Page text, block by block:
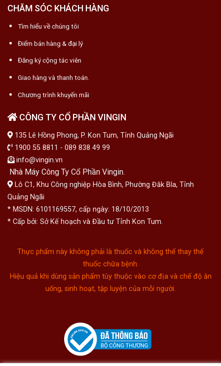
CHĂM SÓC KHÁCH HÀNG
Tìm hiểu về chúng tôi
Điểm bán hàng & đại lý
Đăng ký cộng tác viên
Giao hàng và thanh toán.
Chương trình khuyến mãi
CÔNG TY CỔ PHẦN VINGIN
135 Lê Hồng Phong, P. Kon Tum, Tỉnh Quảng Ngãi
1900 55 8811 - 089 838 49 99
info@vingin.vn
Nhà Máy Công Ty Cổ Phần Vingin.
Lô C1, Khu Công nghiệp Hòa Bình, Phường Đăk Bla, Tỉnh
Quảng Ngãi
* MSDN: 6101169557, cấp ngày: 18/10/2013
* Cấp bởi: Sở Kế hoạch và Đầu tư Tỉnh Kon Tum.
Thực phẩm này không phải là thuốc và không thể thay thế
thuốc chữa bệnh.
Hiệu quả khi dùng sản phẩm tùy thuộc vào cơ địa và chế độ ăn
uống, sinh hoạt, tập luyện của mỗi người.